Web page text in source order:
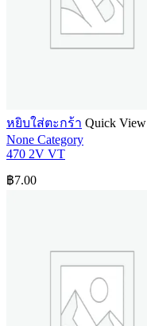
หยิบใส่ตะกร้า Quick View
None Category
470 2V VT
฿7.00